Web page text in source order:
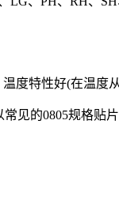
度特性好(在温度
的0805规格贴片